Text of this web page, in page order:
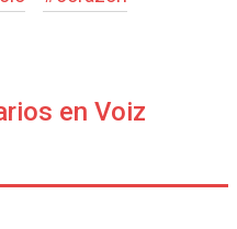
en Voiz